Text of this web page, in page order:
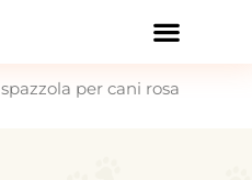
spazzola per cani rosa